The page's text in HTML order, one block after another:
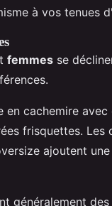
à vos tenues
femmes se
en cachemire
frisquettes. Les
ajoutent
généralement